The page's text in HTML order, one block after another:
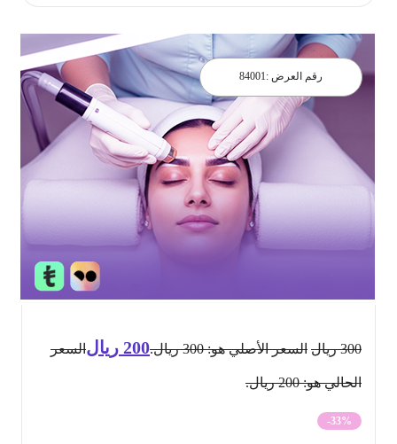
رقم العرض : 84001
ريال السعر الأصلي هو: 300 ريال. 200 ريالالسعر
الحالي هو: 200 ريال.
-33%